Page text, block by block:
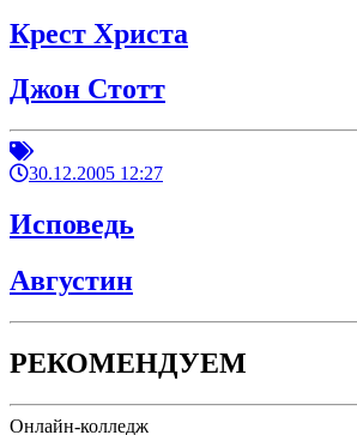
Крест Христа
Джон Стотт
30.12.2005 12:27
Исповедь
Августин
РЕКОМЕНДУЕМ
Онлайн-колледж